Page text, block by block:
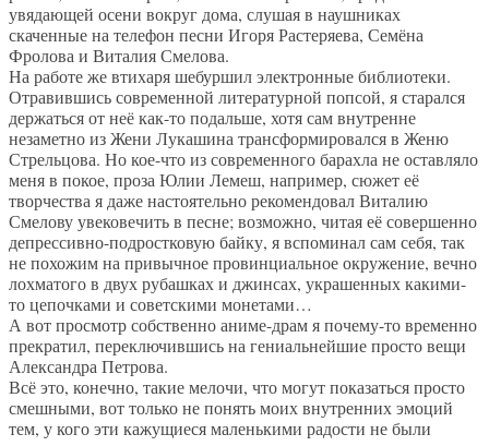
увядающей осени вокруг дома, слушая в наушниках
скаченные на телефон песни Игоря Растеряева, Семёна
Фролова и Виталия Смелова.
На работе же втихаря шебуршил электронные библиотеки.
Отравившись современной литературной попсой, я старался
держаться от неё как-то подальше, хотя сам внутренне
незаметно из Жени Лукашина трансформировался в Женю
Стрельцова. Но кое-что из современного барахла не оставляло
меня в покое, проза Юлии Лемеш, например, сюжет её
творчества я даже настоятельно рекомендовал Виталию
Смелову увековечить в песне; возможно, читая её совершенно
депрессивно-подростковую байку, я вспоминал сам себя, так
не похожим на привычное провинциальное окружение, вечно
лохматого в двух рубашках и джинсах, украшенных какими-
то цепочками и советскими монетами…
А вот просмотр собственно аниме-драм я почему-то временно
прекратил, переключившись на гениальнейшие просто вещи
Александра Петрова.
Всё это, конечно, такие мелочи, что могут показаться просто
смешными, вот только не понять моих внутренних эмоций
тем, у кого эти кажущиеся маленькими радости не были